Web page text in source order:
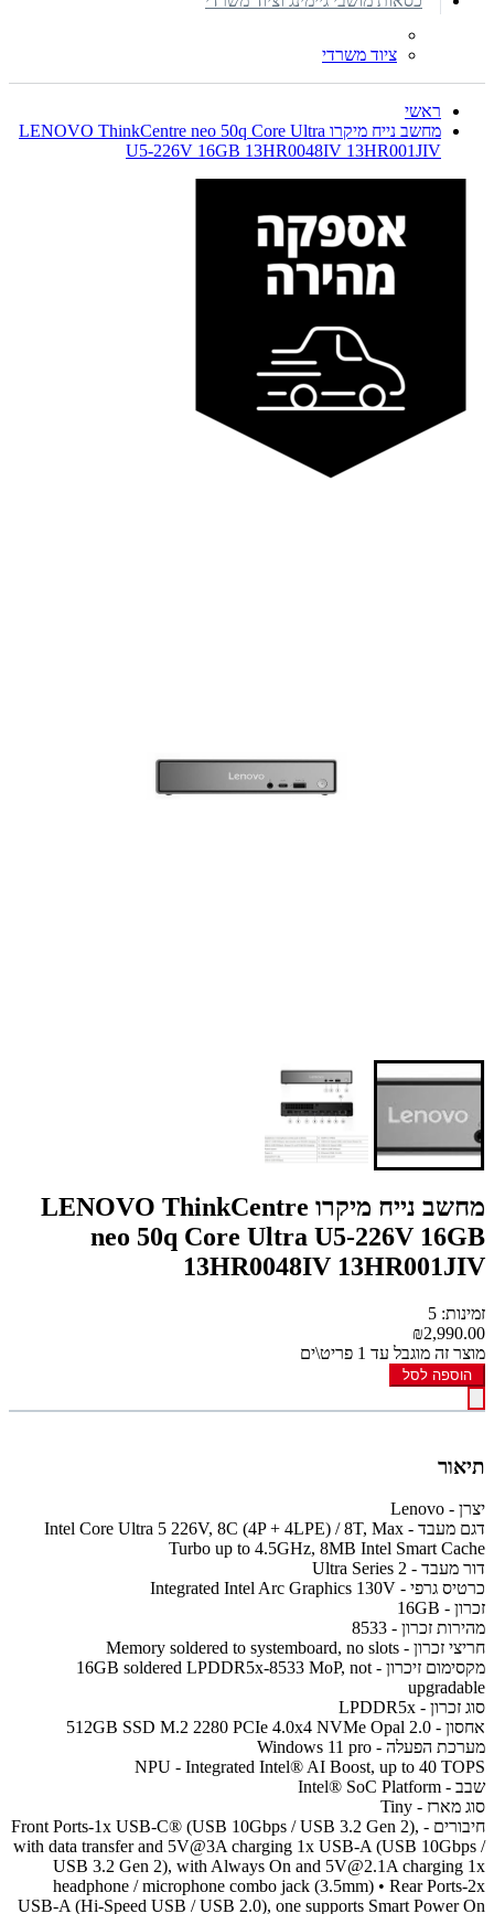
ציוד משרדי
ראשי
מחשב נייח מיקרו LENOVO ThinkCentre neo 50q Core Ultra
U5-226V 16GB 13HR0048IV 13HR001JIV
מחשב נייח מיקרו LENOVO ThinkCentre
neo 50q Core Ultra U5-226V 16GB
13HR0048IV 13HR001JIV
זמינות: 5
₪2,990.00
מוצר זה מוגבל עד 1 פריט\ים
הוספה לסל
תיאור
יצרן - Lenovo
דגם מעבד - Intel Core Ultra 5 226V, 8C (4P + 4LPE) / 8T, Max
Turbo up to 4.5GHz, 8MB Intel Smart Cache
דור מעבד - Ultra Series 2
כרטיס גרפי - Integrated Intel Arc Graphics 130V
זכרון - 16GB
מהירות זכרון - 8533
חריצי זכרון - Memory soldered to systemboard, no slots
מקסימום זיכרון - 16GB soldered LPDDR5x-8533 MoP, not
upgradable
סוג זכרון - LPDDR5x
אחסון - 512GB SSD M.2 2280 PCIe 4.0x4 NVMe Opal 2.0
מערכת הפעלה - Windows 11 pro
NPU - Integrated Intel® AI Boost, up to 40 TOPS
שבב - Intel® SoC Platform
סוג מארז - Tiny
חיבורים - Front Ports-1x USB-C® (USB 10Gbps / USB 3.2 Gen 2),
with data transfer and 5V@3A charging 1x USB-A (USB 10Gbps /
USB 3.2 Gen 2), with Always On and 5V@2.1A charging 1x
headphone / microphone combo jack (3.5mm) • Rear Ports-2x
USB-A (Hi-Speed USB / USB 2.0), one supports Smart Power On